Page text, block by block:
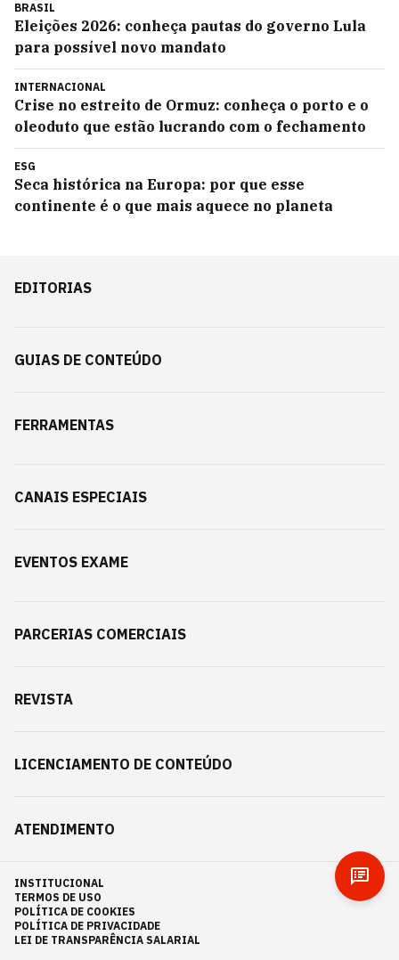
BRASIL
Eleições 2026: conheça pautas do governo Lula
para possível novo mandato
INTERNACIONAL
Crise no estreito de Ormuz: conheça o porto e o
oleoduto que estão lucrando com o fechamento
ESG
Seca histórica na Europa: por que esse
continente é o que mais aquece no planeta
EDITORIAS
GUIAS DE CONTEÚDO
FERRAMENTAS
CANAIS ESPECIAIS
EVENTOS EXAME
PARCERIAS COMERCIAIS
REVISTA
LICENCIAMENTO DE CONTEÚDO
ATENDIMENTO
INSTITUCIONAL
TERMOS DE USO
POLÍTICA DE COOKIES
POLÍTICA DE PRIVACIDADE
LEI DE TRANSPARÊNCIA SALARIAL